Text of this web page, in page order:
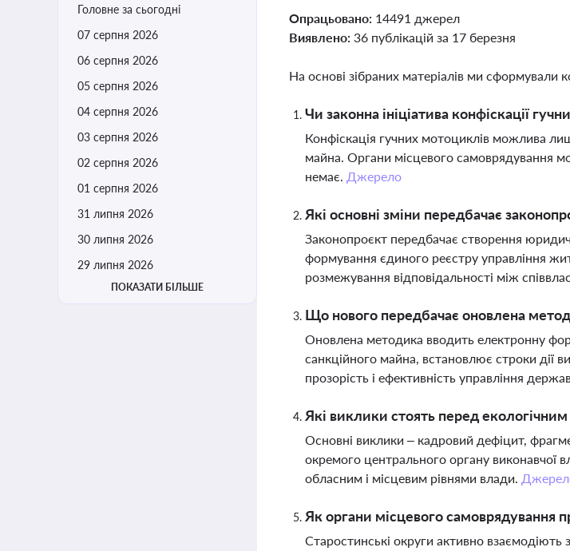
Головне за сьогодні
07 серпня 2026
06 серпня 2026
05 серпня 2026
04 серпня 2026
03 серпня 2026
02 серпня 2026
01 серпня 2026
31 липня 2026
30 липня 2026
29 липня 2026
ПОКАЗАТИ БІЛЬШЕ
Опрацьовано: 14491 джерел
Виявлено: 36 публікацій за 17 березня
На основі зібраних матеріалів ми сформували
Чи законна ініціатива конфіскації
Конфіскація гучних мотоциклів можлива
майна. Органи місцевого самоврядування
немає. Джерело
Які основні зміни передбачає
Законопроєкт передбачає створення
формування єдиного реєстру управління
розмежування відповідальності між
Що нового передбачає оновлена
Оновлена методика вводить електронну
санкційного майна, встановлює строки дії
прозорість і ефективність управління
Які виклики стоять перед екологічним
Основні виклики – кадровий дефіцит,
окремого центрального органу виконавчої
обласним і місцевим рівнями влади.
Як органи місцевого самоврядування
Старостинські округи активно